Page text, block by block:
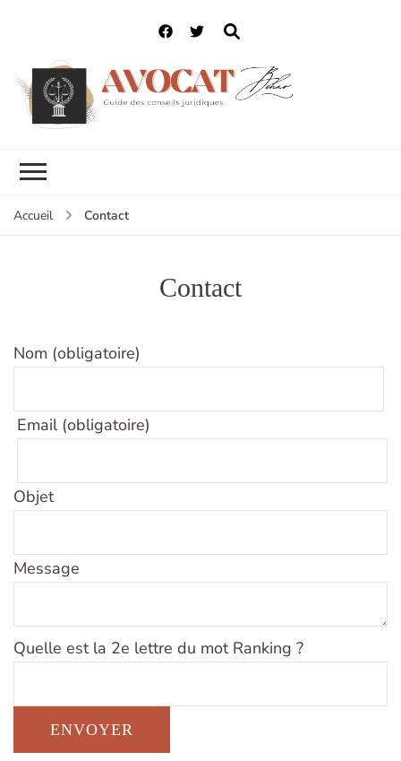
Accueil Contact
Contact
Nom (obligatoire)
Email (obligatoire)
Objet
Message
Quelle est la 2e lettre du mot Ranking ?